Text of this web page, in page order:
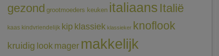
gezond grootmoeders keuken italiaans Italië
kaas kindvriendelijk kip klassiek klassieker knoflook
kruidig look mager makkelijk